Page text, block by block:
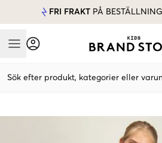
FRI FRAKT PÅ
Mobile Menu
Sök efter produkt, kategorier eller